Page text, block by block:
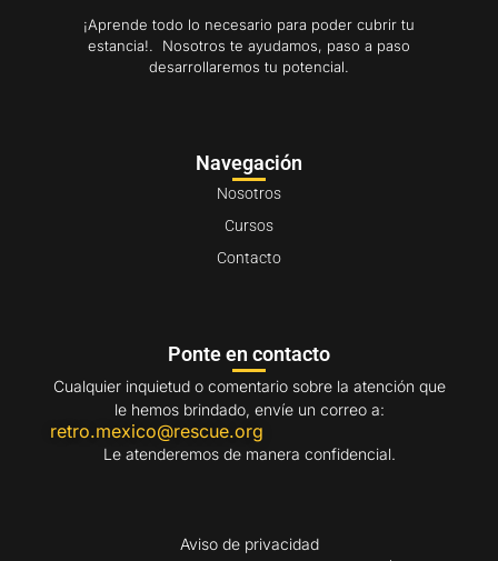
¡Aprende todo lo necesario para poder cubrir tu
estancia!. Nosotros te ayudamos, paso a paso
desarrollaremos tu potencial.
Navegación
Nosotros
Cursos
Contacto
Ponte en contacto
Cualquier inquietud o comentario sobre la atención que
le hemos brindado, envíe un correo a:
retro.mexico@rescue.org
Le atenderemos de manera confidencial.
Aviso de privacidad